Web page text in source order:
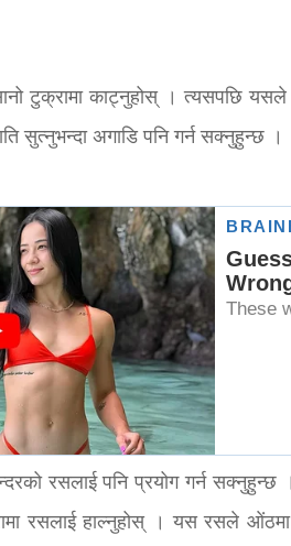
टुक्रामा काट्नुहोस् । त्यसपछि
सुत्नुभन्दा अगाडि पनि गर्न सक्नुहुन्छ ।
रसलाई पनि प्रयोग गर्न
रसलाई हाल्नुहोस् । यस रसले ओंठमा